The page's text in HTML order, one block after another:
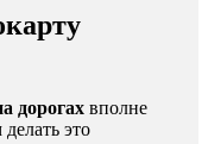
дорогах вполне
это